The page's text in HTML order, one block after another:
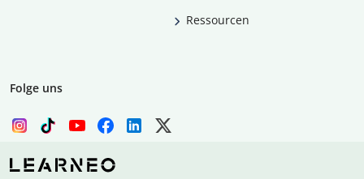
Ressourcen
Folge uns